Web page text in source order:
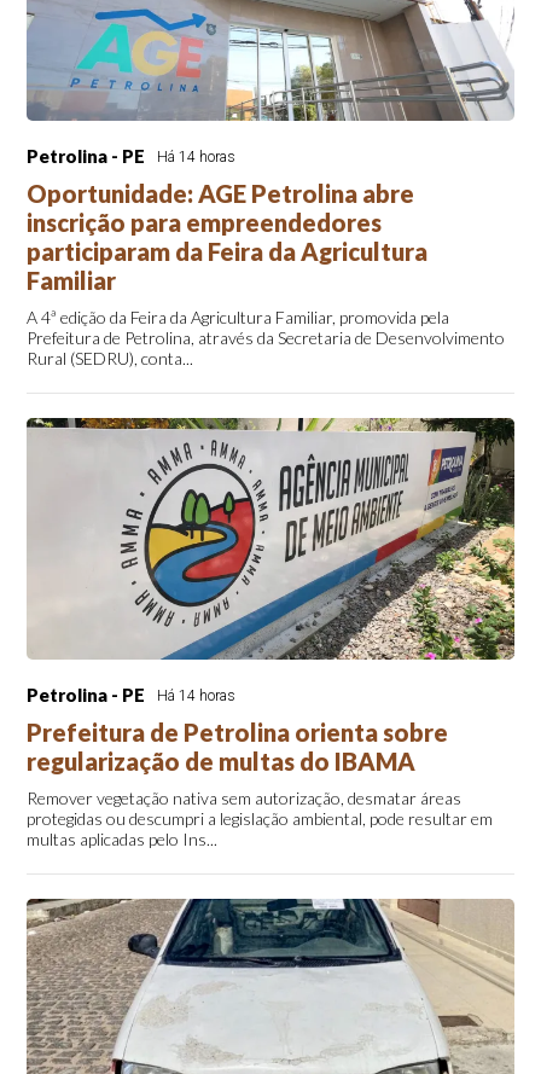
Petrolina - PE Há 14 horas
Oportunidade: AGE Petrolina abre
inscrição para empreendedores
participaram da Feira da Agricultura
Familiar
A 4ª edição da Feira da Agricultura Familiar, promovida pela
Prefeitura de Petrolina, através da Secretaria de Desenvolvimento
Rural (SEDRU), conta...
Petrolina - PE Há 14 horas
Prefeitura de Petrolina orienta sobre
regularização de multas do IBAMA
Remover vegetação nativa sem autorização, desmatar áreas
protegidas ou descumpri a legislação ambiental, pode resultar em
multas aplicadas pelo Ins...